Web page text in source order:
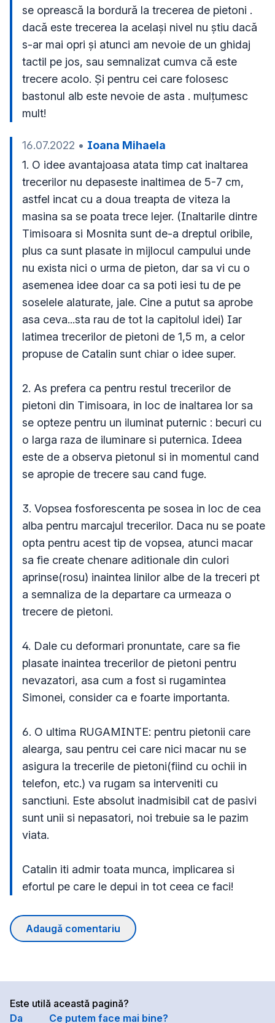
se oprească la bordură la trecerea de pietoni .
dacă este trecerea la același nivel nu știu dacă
s-ar mai opri și atunci am nevoie de un ghidaj
tactil pe jos, sau semnalizat cumva că este
trecere acolo. Și pentru cei care folosesc
bastonul alb este nevoie de asta . mulțumesc
mult!
16.07.2022 • Ioana Mihaela
1. O idee avantajoasa atata timp cat inaltarea
trecerilor nu depaseste inaltimea de 5-7 cm,
astfel incat cu a doua treapta de viteza la
masina sa se poata trece lejer. (Inaltarile dintre
Timisoara si Mosnita sunt de-a dreptul oribile,
plus ca sunt plasate in mijlocul campului unde
nu exista nici o urma de pieton, dar sa vi cu o
asemenea idee doar ca sa poti iesi tu de pe
soselele alaturate, jale. Cine a putut sa aprobe
asa ceva...sta rau de tot la capitolul idei) Iar
latimea trecerilor de pietoni de 1,5 m, a celor
propuse de Catalin sunt chiar o idee super.
2. As prefera ca pentru restul trecerilor de
pietoni din Timisoara, in loc de inaltarea lor sa
se opteze pentru un iluminat puternic : becuri cu
o larga raza de iluminare si puternica. Ideea
este de a observa pietonul si in momentul cand
se apropie de trecere sau cand fuge.
3. Vopsea fosforescenta pe sosea in loc de cea
alba pentru marcajul trecerilor. Daca nu se poate
opta pentru acest tip de vopsea, atunci macar
sa fie create chenare aditionale din culori
aprinse(rosu) inaintea linilor albe de la treceri pt
a semnaliza de la departare ca urmeaza o
trecere de pietoni.
4. Dale cu deformari pronuntate, care sa fie
plasate inaintea trecerilor de pietoni pentru
nevazatori, asa cum a fost si rugamintea
Simonei, consider ca e foarte importanta.
6. O ultima RUGAMINTE: pentru pietonii care
alearga, sau pentru cei care nici macar nu se
asigura la trecerile de pietoni(fiind cu ochii in
telefon, etc.) va rugam sa interveniti cu
sanctiuni. Este absolut inadmisibil cat de pasivi
sunt unii si nepasatori, noi trebuie sa le pazim
viata.
Catalin iti admir toata munca, implicarea si
efortul pe care le depui in tot ceea ce faci!
Adaugă comentariu
Este utilă această pagină?
Da
Ce putem face mai bine?